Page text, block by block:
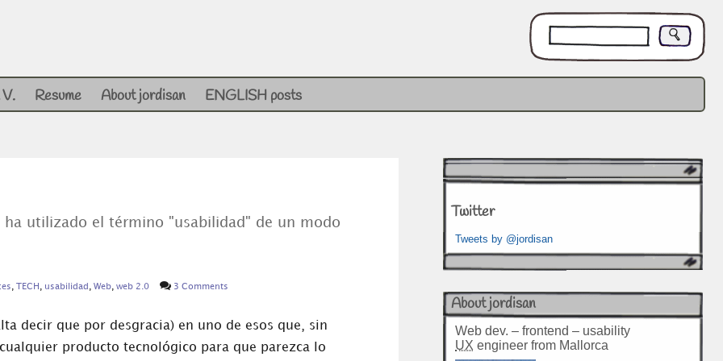
Resume About jordisan ENGLISH posts
utilizado el término "usabilidad" de un modo
, TECH , usabilidad , Web, web 2.0 3 Comments
decir que por desgracia) en uno de esos que, sin
producto tecnológico para que parezca lo
Twitter
Tweets by @jordisan
About jordisan
Web dev. – frontend – usability
UX engineer from Mallorca